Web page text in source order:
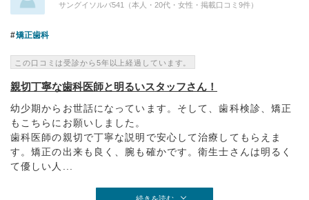
サングイソルバ541（本人・20代・女性・掲載口コミ9件）
矯正歯科
この口コミは受診から5年以上経過しています。
親切丁寧な歯科医師と明るいスタッフさん！
幼少期からお世話になっています。そして、歯科検診、矯正
もこちらにお願いしました。
歯科医師の親切で丁寧な説明で安心して治療してもらえま
す。矯正の出来も良く、腕も確かです。衛生士さんは明るく
て優しい人...